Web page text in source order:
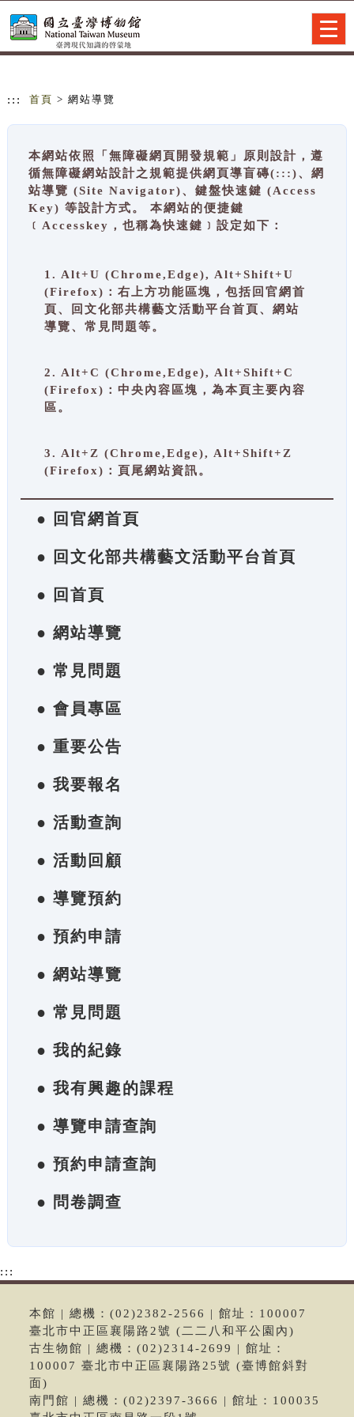
::: 首頁 > 網站導覽
本網站依照「無障礙網頁開發規範」原則設計，遵
循無障礙網站設計之規範提供網頁導盲磚(:::)、網
站導覽 (Site Navigator)、鍵盤快速鍵 (Access
Key) 等設計方式。 本網站的便捷鍵
﹝Accesskey，也稱為快速鍵﹞設定如下：
1. Alt+U (Chrome,Edge), Alt+Shift+U
(Firefox)：右上方功能區塊，包括回官網首
頁、回文化部共構藝文活動平台首頁、網站
導覽、常見問題等。
2. Alt+C (Chrome,Edge), Alt+Shift+C
(Firefox)：中央內容區塊，為本頁主要內容
區。
3. Alt+Z (Chrome,Edge), Alt+Shift+Z
(Firefox)：頁尾網站資訊。
● 回官網首頁
● 回文化部共構藝文活動平台首頁
● 回首頁
● 網站導覽
● 常見問題
● 會員專區
● 重要公告
● 我要報名
● 活動查詢
● 活動回顧
● 導覽預約
● 預約申請
● 網站導覽
● 常見問題
● 我的紀錄
● 我有興趣的課程
● 導覽申請查詢
● 預約申請查詢
● 問卷調查
:::
本館 | 總機：(02)2382-2566 | 館址：100007
臺北市中正區襄陽路2號 (二二八和平公園內)
古生物館 | 總機：(02)2314-2699 | 館址：
100007 臺北市中正區襄陽路25號 (臺博館斜對
面)
南門館 | 總機：(02)2397-3666 | 館址：100035